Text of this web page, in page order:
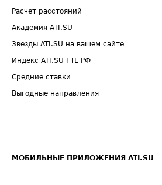
Расчет расстояний
Академия ATI.SU
Звезды ATI.SU на вашем сайте
Индекс ATI.SU FTL РФ
Средние ставки
Выгодные направления
МОБИЛЬНЫЕ ПРИЛОЖЕНИЯ ATI.SU